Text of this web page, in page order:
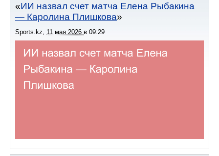
ИИ назвал счет матча Елена Рыбакина
— Каролина Плишкова
Sports.kz 11 мая 2026 в 09:29